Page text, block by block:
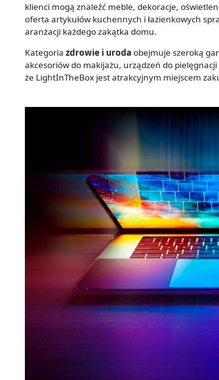
klienci mogą znaleźć meble, dekoracje,
oferta artykułów kuchennych i łazienkowych
aranżacji każdego zakątka domu.
Kategoria zdrowie i uroda obejmuje szeroką
akcesoriów do makijażu, urządzeń do
że LightInTheBox jest atrakcyjnym miejscem